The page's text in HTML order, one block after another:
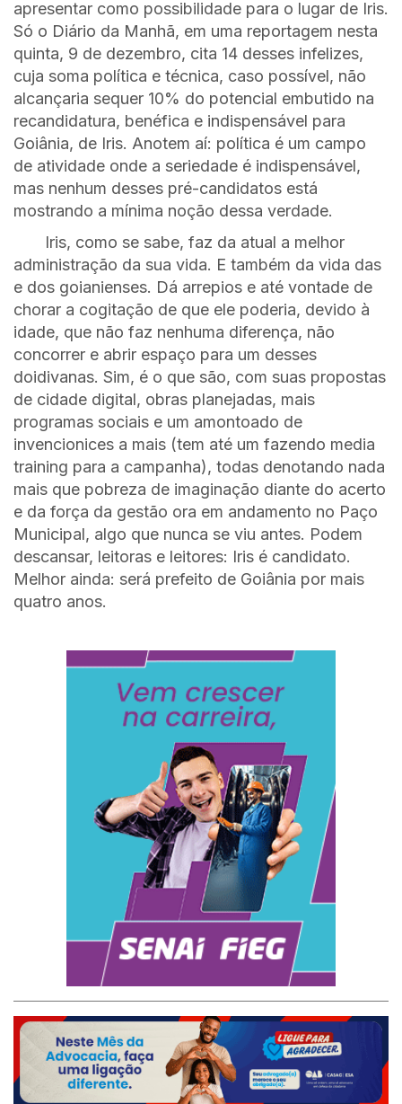
apresentar como possibilidade para o lugar de Iris.
Só o Diário da Manhã, em uma reportagem nesta
quinta, 9 de dezembro, cita 14 desses infelizes,
cuja soma política e técnica, caso possível, não
alcançaria sequer 10% do potencial embutido na
recandidatura, benéfica e indispensável para
Goiânia, de Iris. Anotem aí: política é um campo
de atividade onde a seriedade é indispensável,
mas nenhum desses pré-candidatos está
mostrando a mínima noção dessa verdade.
Iris, como se sabe, faz da atual a melhor
administração da sua vida. E também da vida das
e dos goianienses. Dá arrepios e até vontade de
chorar a cogitação de que ele poderia, devido à
idade, que não faz nenhuma diferença, não
concorrer e abrir espaço para um desses
doidivanas. Sim, é o que são, com suas propostas
de cidade digital, obras planejadas, mais
programas sociais e um amontoado de
invencionices a mais (tem até um fazendo media
training para a campanha), todas denotando nada
mais que pobreza de imaginação diante do acerto
e da força da gestão ora em andamento no Paço
Municipal, algo que nunca se viu antes. Podem
descansar, leitoras e leitores: Iris é candidato.
Melhor ainda: será prefeito de Goiânia por mais
quatro anos.